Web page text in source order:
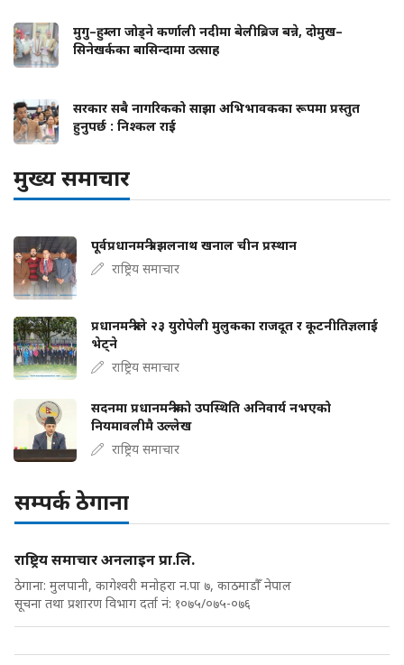
मुगु–हुम्ला जोड्ने कर्णाली नदीमा बेलीब्रिज बन्ने, दोमुख–
सिनेखर्कका बासिन्दामा उत्साह
सरकार सबै नागरिकको साझा अभिभावकका रूपमा प्रस्तुत
हुनुपर्छ : निश्कल राई
मुख्य समाचार
पूर्वप्रधानमन्त्री झलनाथ खनाल चीन प्रस्थान
राष्ट्रिय समाचार
प्रधानमन्त्रीले २३ युरोपेली मुलुकका राजदूत र कूटनीतिज्ञलाई
भेट्ने
राष्ट्रिय समाचार
सदनमा प्रधानमन्त्रीको उपस्थिति अनिवार्य नभएको
नियमावलीमै उल्लेख
राष्ट्रिय समाचार
सम्पर्क ठेगाना
राष्ट्रिय समाचार अनलाइन प्रा.लि.
ठेगाना: मुलपानी, कागेश्वरी मनोहरा न.पा ७, काठमाडौँ नेपाल
सूचना तथा प्रशारण विभाग दर्ता नं: १०७५/०७५-०७६